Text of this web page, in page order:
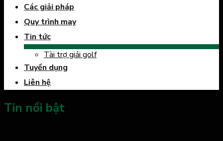
Các giải pháp
Quy trình may
Tin tức
Tài trợ giải golf
Tuyển dụng
Liên hệ
Tin nổi bật